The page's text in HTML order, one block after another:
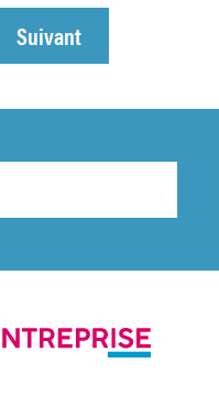
Suivant